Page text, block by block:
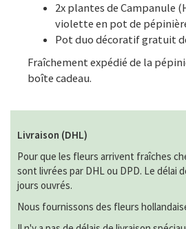
2x plantes de Campanule
violette en pot de
Pot duo décoratif gratuit
Fraîchement expédié de la
boîte cadeau.
Livraison (DHL)
Pour que les fleurs arrivent fraîches
sont livrées par DHL ou DPD. Le délai
jours ouvrés.
Nous fournissons des fleurs